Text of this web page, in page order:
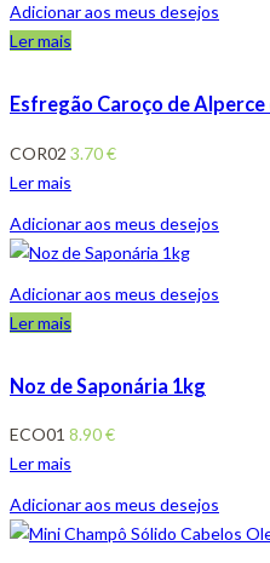
Adicionar aos meus desejos
Ler mais
Esfregão Caroço de
COR02 3.70€
Ler mais
Adicionar aos meus desejos
Adicionar aos meus desejos
Ler mais
Noz de Saponária 1kg
ECO01 8.90€
Ler mais
Adicionar aos meus desejos